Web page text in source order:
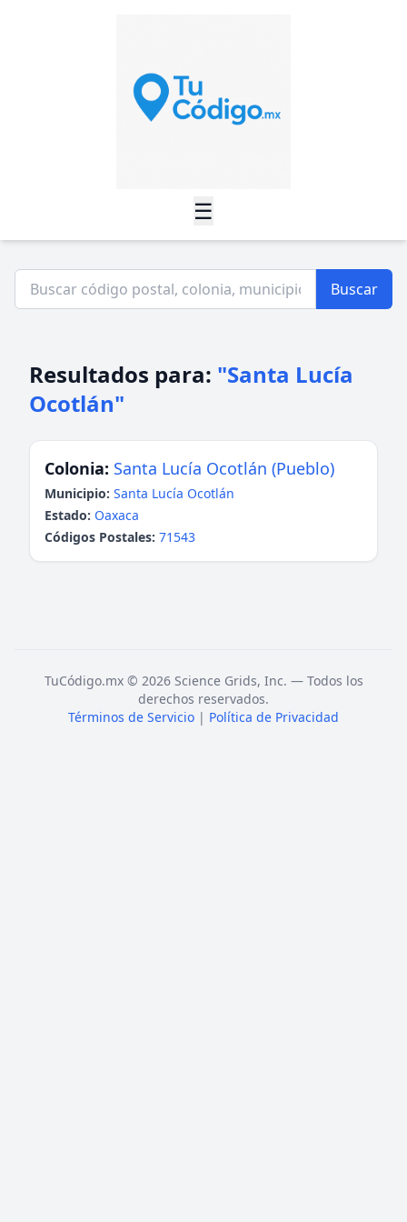
☰
Buscar
Resultados para: "Santa Lucía
Ocotlán"
Colonia: Santa Lucía Ocotlán (Pueblo)
Municipio: Santa Lucía Ocotlán
Estado: Oaxaca
Códigos Postales: 71543
TuCódigo.mx © 2026 Science Grids, Inc. — Todos los
derechos reservados.
Términos de Servicio | Política de Privacidad